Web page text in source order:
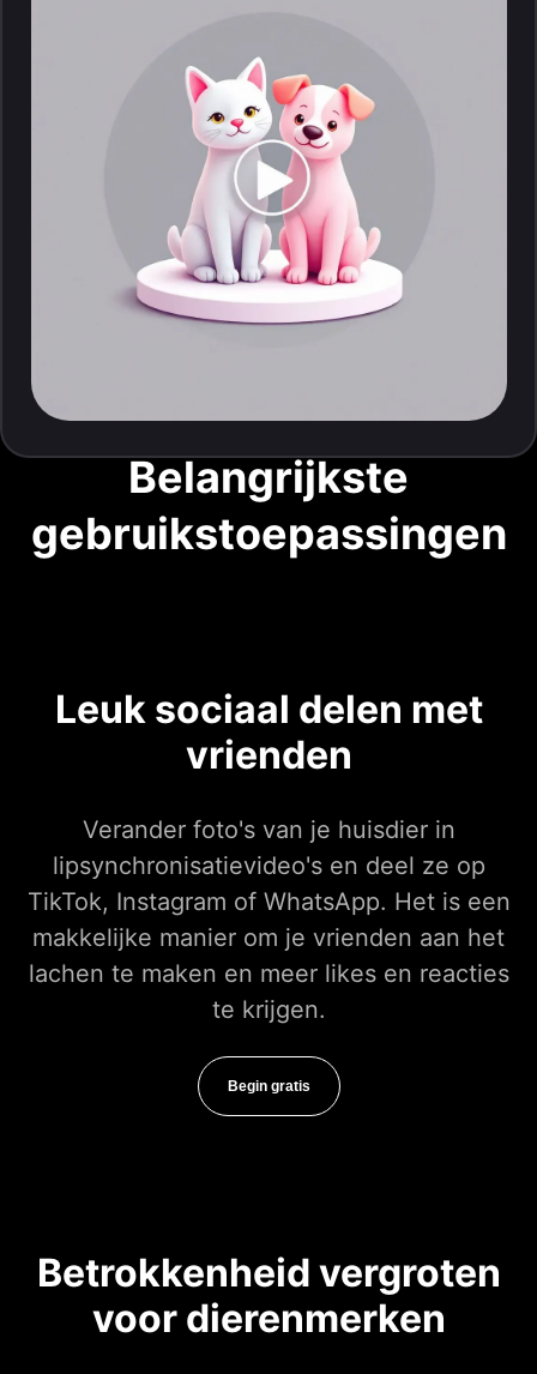
Belangrijkste
gebruikstoepassingen
Leuk sociaal delen met
vrienden
Verander foto's van je huisdier in
lipsynchronisatievideo's en deel ze op
TikTok, Instagram of WhatsApp. Het is een
makkelijke manier om je vrienden aan het
lachen te maken en meer likes en reacties
te krijgen.
Begin gratis
Betrokkenheid vergroten
voor dierenmerken